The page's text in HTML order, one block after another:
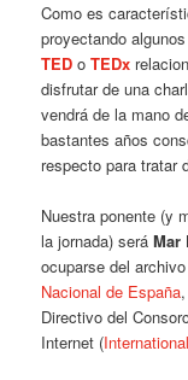
Como es
proyectando
TED oTEDx
disfrutar de una
vendrá de la mano
bastantes años
respecto para tratar
Nuestra ponente (y
la jornada) seráMar
ocuparse del
Nacional de España
Directivo del
Internet (